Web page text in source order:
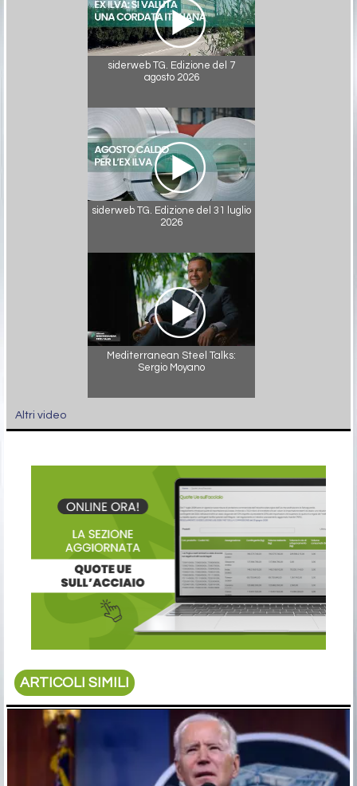
siderweb TG. Edizione del 7
agosto 2026
siderweb TG. Edizione del 31 luglio
2026
Mediterranean Steel Talks:
Sergio Moyano
Altri video
ARTICOLI SIMILI